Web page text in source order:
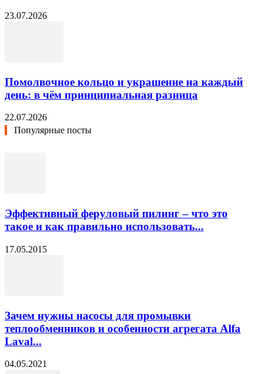
23.07.2026
Помолвочное кольцо и украшение на каждый
день: в чём принципиальная разница
22.07.2026
Популярные посты
Эффективный феруловый пилинг – что это
такое и как правильно использовать...
17.05.2015
Зачем нужны насосы для промывки
теплообменников и особенности агрегата Alfa
Laval...
04.05.2021